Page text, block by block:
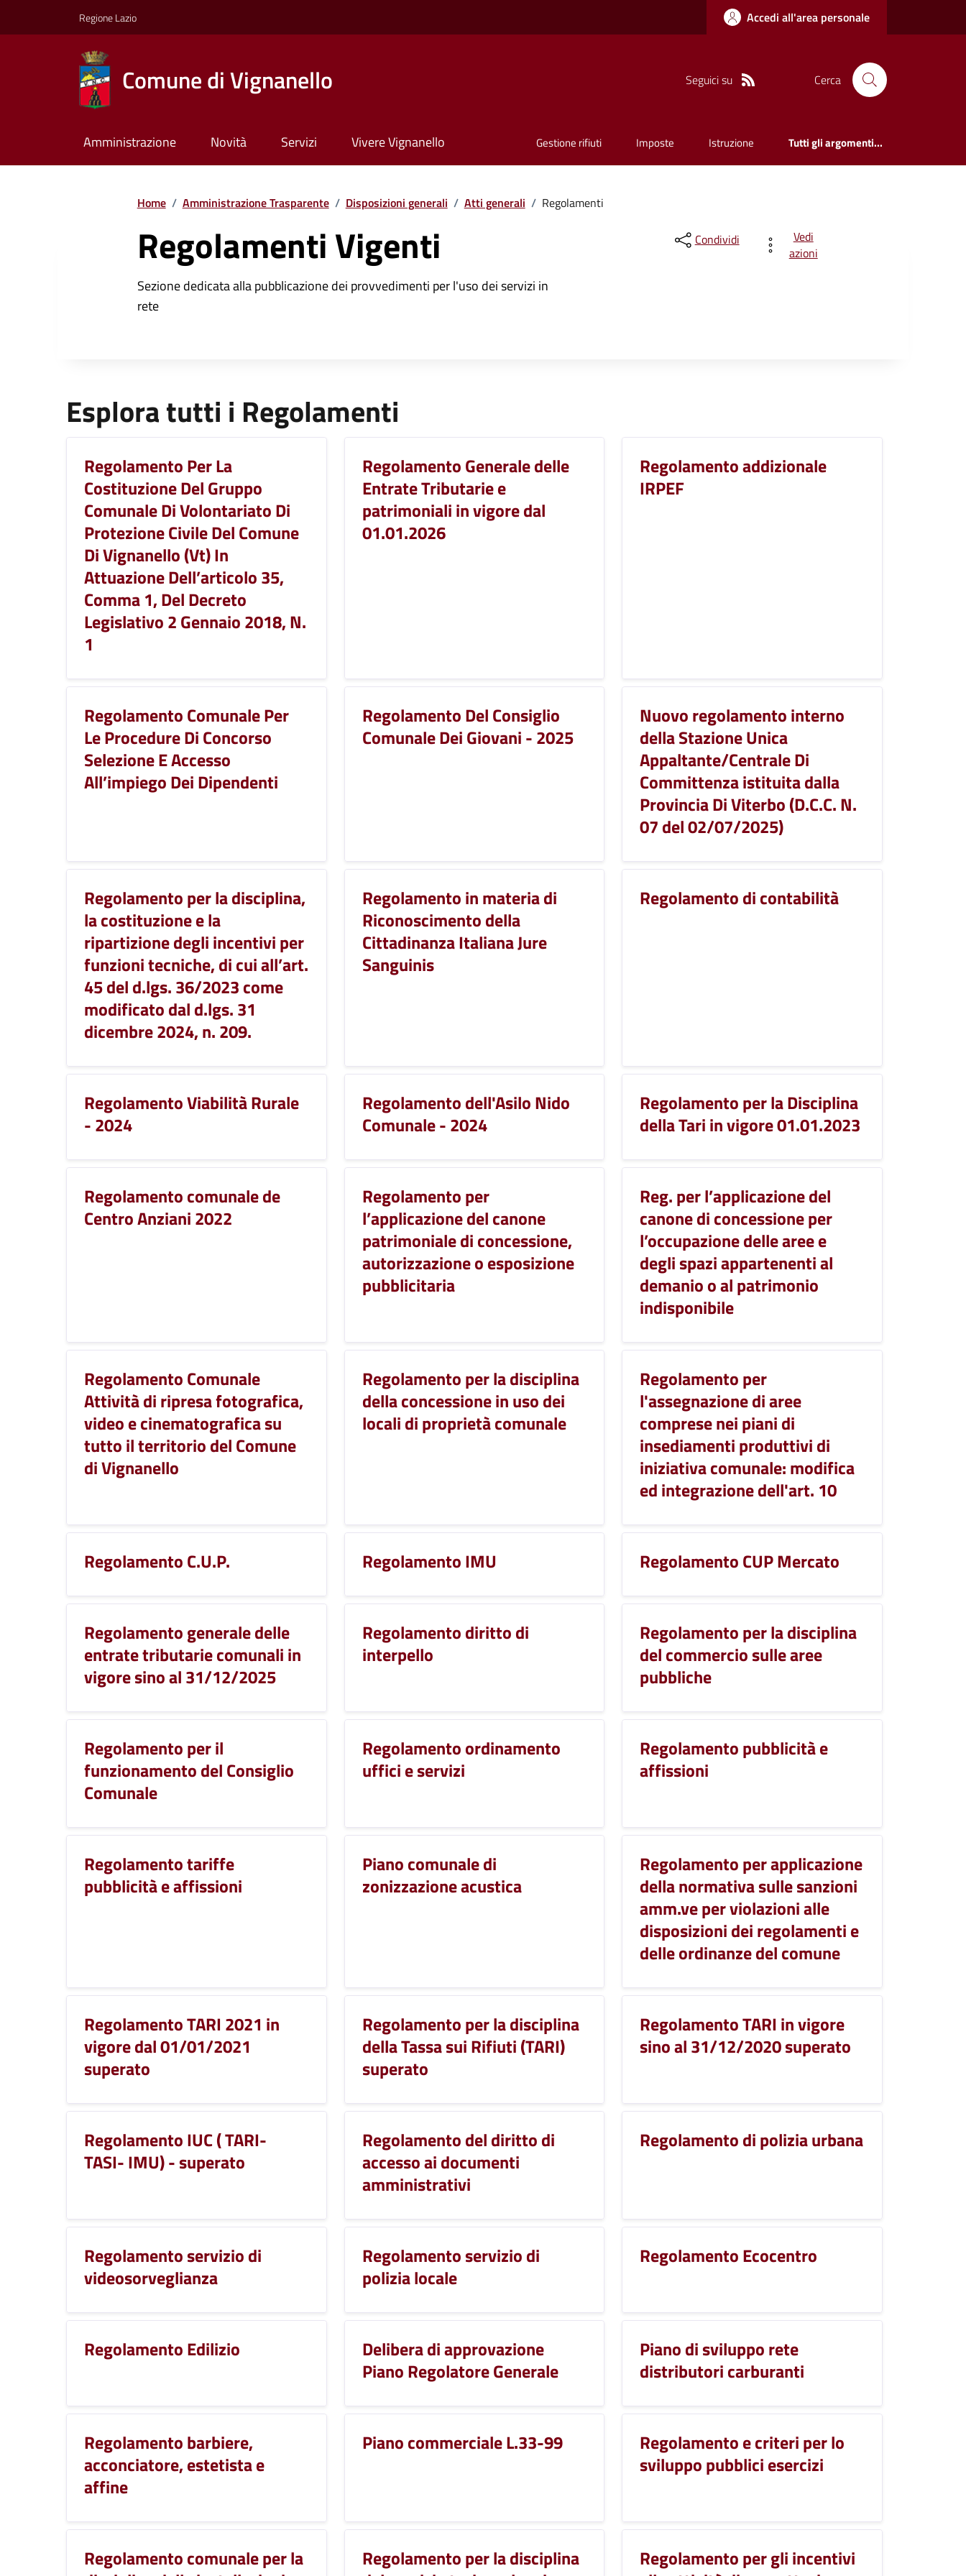
Regione Lazio Accedi all'area personale
Comune di Vignanello Seguici su Cerca
Amministrazione Novità Servizi Vivere Vignanello Gestione rifiuti Imposte Istruzione Tutti gli argomenti...
Home / Amministrazione Trasparente / Disposizioni generali / Atti generali / Regolamenti
Regolamenti Vigenti
Sezione dedicata alla pubblicazione dei provvedimenti per l'uso dei servizi in
rete
Condividi
Vedi
azioni
Esplora tutti i Regolamenti
Regolamento Per La
Costituzione Del Gruppo
Comunale Di Volontariato Di
Protezione Civile Del Comune
Di Vignanello (Vt) In
Attuazione Dell’articolo 35,
Comma 1, Del Decreto
Legislativo 2 Gennaio 2018, N.
1
Regolamento Generale delle
Entrate Tributarie e
patrimoniali in vigore dal
01.01.2026
Regolamento addizionale
IRPEF
Regolamento Comunale Per
Le Procedure Di Concorso
Selezione E Accesso
All’impiego Dei Dipendenti
Regolamento Del Consiglio
Comunale Dei Giovani - 2025
Nuovo regolamento interno
della Stazione Unica
Appaltante/Centrale Di
Committenza istituita dalla
Provincia Di Viterbo (D.C.C. N.
07 del 02/07/2025)
Regolamento per la disciplina,
la costituzione e la
ripartizione degli incentivi per
funzioni tecniche, di cui all’art.
45 del d.lgs. 36/2023 come
modificato dal d.lgs. 31
dicembre 2024, n. 209.
Regolamento in materia di
Riconoscimento della
Cittadinanza Italiana Jure
Sanguinis
Regolamento di contabilità
Regolamento Viabilità Rurale
- 2024
Regolamento dell'Asilo Nido
Comunale - 2024
Regolamento per la Disciplina
della Tari in vigore 01.01.2023
Regolamento comunale de
Centro Anziani 2022
Regolamento per
l’applicazione del canone
patrimoniale di concessione,
autorizzazione o esposizione
pubblicitaria
Reg. per l’applicazione del
canone di concessione per
l’occupazione delle aree e
degli spazi appartenenti al
demanio o al patrimonio
indisponibile
Regolamento Comunale
Attività di ripresa fotografica,
video e cinematografica su
tutto il territorio del Comune
di Vignanello
Regolamento per la disciplina
della concessione in uso dei
locali di proprietà comunale
Regolamento per
l'assegnazione di aree
comprese nei piani di
insediamenti produttivi di
iniziativa comunale: modifica
ed integrazione dell'art. 10
Regolamento C.U.P. Regolamento IMU Regolamento CUP Mercato
Regolamento generale delle
entrate tributarie comunali in
vigore sino al 31/12/2025
Regolamento diritto di
interpello
Regolamento per la disciplina
del commercio sulle aree
pubbliche
Regolamento per il
funzionamento del Consiglio
Comunale
Regolamento ordinamento
uffici e servizi
Regolamento pubblicità e
affissioni
Regolamento tariffe
pubblicità e affissioni
Piano comunale di
zonizzazione acustica
Regolamento per applicazione
della normativa sulle sanzioni
amm.ve per violazioni alle
disposizioni dei regolamenti e
delle ordinanze del comune
Regolamento TARI 2021 in
vigore dal 01/01/2021
superato
Regolamento per la disciplina
della Tassa sui Rifiuti (TARI)
superato
Regolamento TARI in vigore
sino al 31/12/2020 superato
Regolamento IUC ( TARI-
TASI- IMU) - superato
Regolamento del diritto di
accesso ai documenti
amministrativi
Regolamento di polizia urbana
Regolamento servizio di
videosorveglianza
Regolamento servizio di
polizia locale
Regolamento Ecocentro
Regolamento Edilizio
Delibera di approvazione
Piano Regolatore Generale
Piano di sviluppo rete
distributori carburanti
Regolamento barbiere,
acconciatore, estetista e
affine
Piano commerciale L.33-99
Regolamento e criteri per lo
sviluppo pubblici esercizi
Regolamento comunale per la
Regolamento per la disciplina
Regolamento per gli incentivi